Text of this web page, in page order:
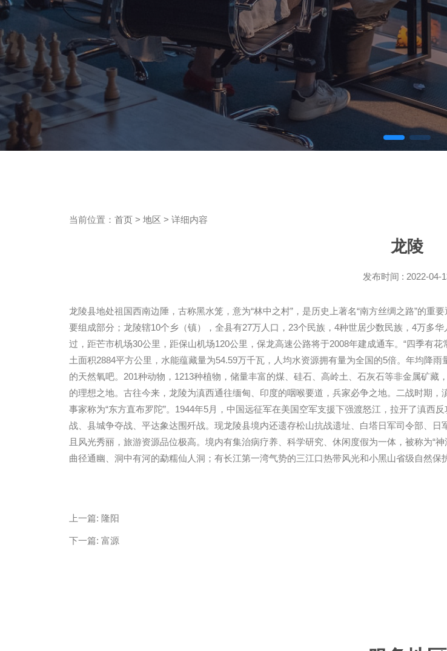
当前位置： 首页 > 地区 > 详细内容
龙陵
发布时间 : 2022-04-
龙陵县地处祖国西南边陲，古称黑水笼，意为“林中之村”，是历史上著名“南方丝绸之路”的
要组成部分；龙陵辖10个乡（镇），全县有27万人口，23个民族，4种世居少数民族，4万多
过，距芒市机场30公里，距保山机场120公里，保龙高速公路将于2008年建成通车。“四季有
土面积2884平方公里，水能蕴藏量为54.59万千瓦，人均水资源拥有量为全国的5倍。年均降
的天然氧吧。201种动物，1213种植物，储量丰富的煤、硅石、高岭土、石灰石等非金属矿
的理想之地。古往今来，龙陵为滇西通往缅甸、印度的咽喉要道，兵家必争之地。二战时期
事家称为“东方直布罗陀”。1944年5月，中国远征军在美国空军支援下强渡怒江，拉开了滇西
战、县城争夺战、平达象达围歼战。现龙陵县境内还遗存松山抗战遗址、白塔日军司令部、
且风光秀丽，旅游资源品位极高。境内有集治病疗养、科学研究、休闲度假为一体，被称为“
曲径通幽、洞中有河的勐糯仙人洞；有长江第一湾气势的三江口热带风光和小黑山省级自然
上一篇: 隆阳
下一篇: 富源